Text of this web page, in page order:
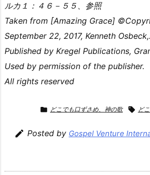
ルカ１：４６－５５、参照
Taken from [Amazing Grace]
September 22, 2017, Kenneth Osbeck,.
Published by Kregel Publications,
Used by permission of the publisher.
All rights reserved
 どこでも口ずさめ、神の歌  ど
 Posted by Gospel Venture